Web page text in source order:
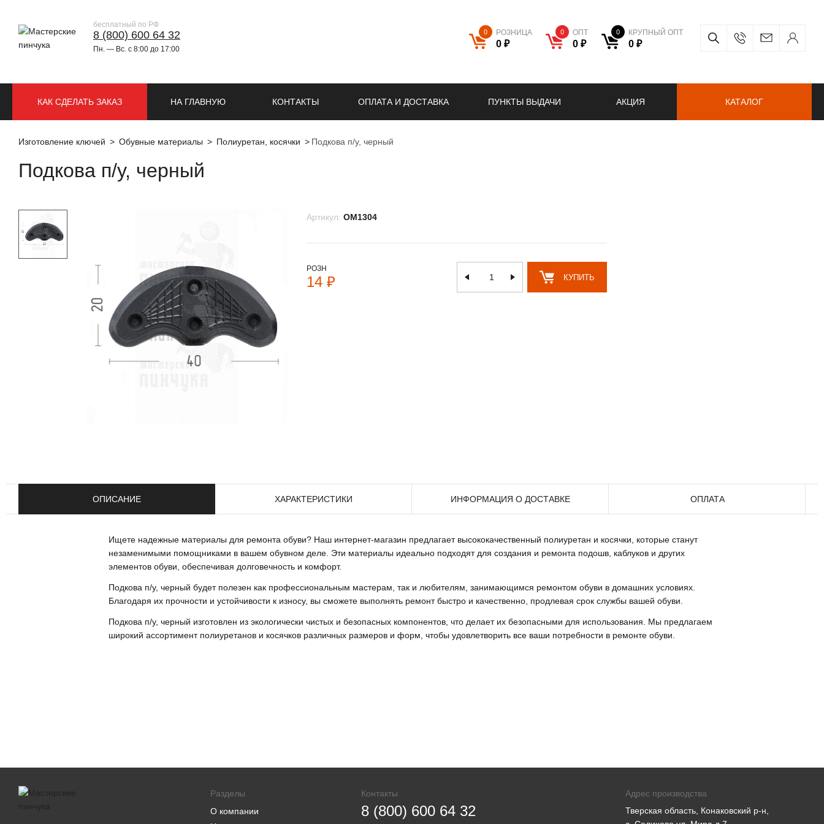
бесплатный по РФ
8 (800) 600 64 32
Пн. — Вс. с 8:00 до 17:00
0 РОЗНИЦА
0 ₽
0 ОПТ
0 ₽
0 КРУПНЫЙ ОПТ
0 ₽
НА ГЛАВНУЮ КОНТАКТЫ ОПЛАТА И ДОСТАВКА ПУНКТЫ ВЫДАЧИ АКЦИЯ
КАК СДЕЛАТЬ ЗАКАЗ КАТАЛОГ
Изготовление ключей Обувные материалы Полиуретан, косячки Подкова п/у, черный
Подкова п/у, черный
Артикул: OM1304
РОЗН
14 ₽ КУПИТЬ
ОПИСАНИЕ ХАРАКТЕРИСТИКИ ИНФОРМАЦИЯ О ДОСТАВКЕ ОПЛАТА
Ищете надежные материалы для ремонта обуви? Наш интернет-магазин предлагает высококачественный полиуретан и косячки, которые станут
незаменимыми помощниками в вашем обувном деле. Эти материалы идеально подходят для создания и ремонта подошв, каблуков и других
элементов обуви, обеспечивая долговечность и комфорт.
Подкова п/у, черный будет полезен как профессиональным мастерам, так и любителям, занимающимся ремонтом обуви в домашних условиях.
Благодаря их прочности и устойчивости к износу, вы сможете выполнять ремонт быстро и качественно, продлевая срок службы вашей обуви.
Подкова п/у, черный изготовлен из экологически чистых и безопасных компонентов, что делает их безопасными для использования. Мы предлагаем
широкий ассортимент полиуретанов и косячков различных размеров и форм, чтобы удовлетворить все ваши потребности в ремонте обуви.
Разделы
О компании
Контакты
8 (800) 600 64 32
Адрес производства
Тверская область, Конаковский р-н,